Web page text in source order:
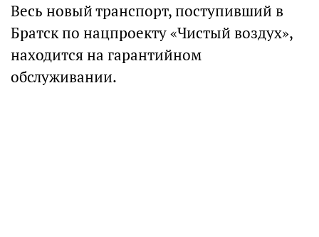
Весь новый транспорт, поступивший в
Братск по нацпроекту «Чистый воздух»,
находится на гарантийном
обслуживании.